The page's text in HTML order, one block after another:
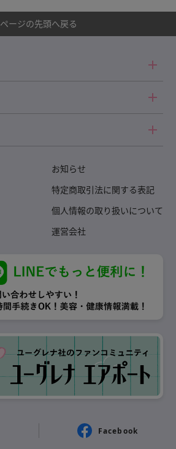
ページの先頭へ戻る
お知らせ
特定商取引法に関する表記
個人情報の取り扱いについて
運営会社
Facebook